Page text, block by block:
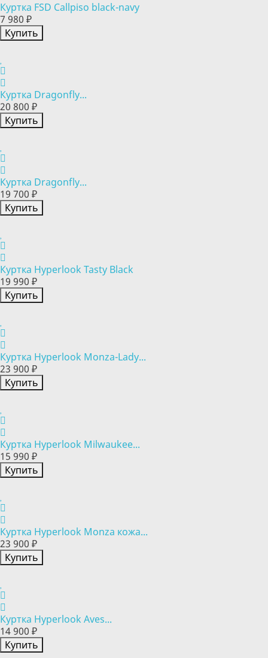
Куртка FSD Callpiso black-navy
7 980 ₽
Купить
Куртка Dragonfly...
20 800 ₽
Купить
Куртка Dragonfly...
19 700 ₽
Купить
Куртка Hyperlook Tasty Black
19 990 ₽
Купить
Куртка Hyperlook Monza-Lady...
23 900 ₽
Купить
Куртка Hyperlook Milwaukee...
15 990 ₽
Купить
Куртка Hyperlook Monza кожа...
23 900 ₽
Купить
Куртка Hyperlook Aves...
14 900 ₽
Купить